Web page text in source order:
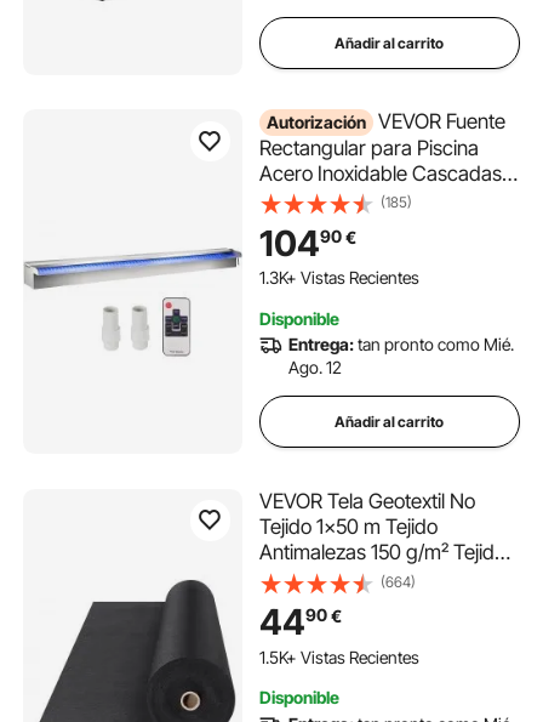
Añadir al carrito
Autorización VEVOR Fuente
Rectangular para Piscina
Acero Inoxidable Cascadas
para Piscinas 90 x 11,5 x 8 cm
Fuente de Piscina Exterior
Flujo de Agua con Tira LED
de Colores de Jardín Patio
(185)
10490€
1.3K+ Vistas Recientes
Disponible
Entrega:tan pronto como Mié.
Ago. 12
Añadir al carrito
VEVOR Tela Geotextil No
Tejido 1x50 m Tejido
Antimalezas 150 g/m² Tejido
Permeable Resistente al
Desgarro Uso Intensivo para
Sistemas de Drenaje,
Paisajismo, Cobertura del
(664)
4490€
1.5K+ Vistas Recientes
Disponible